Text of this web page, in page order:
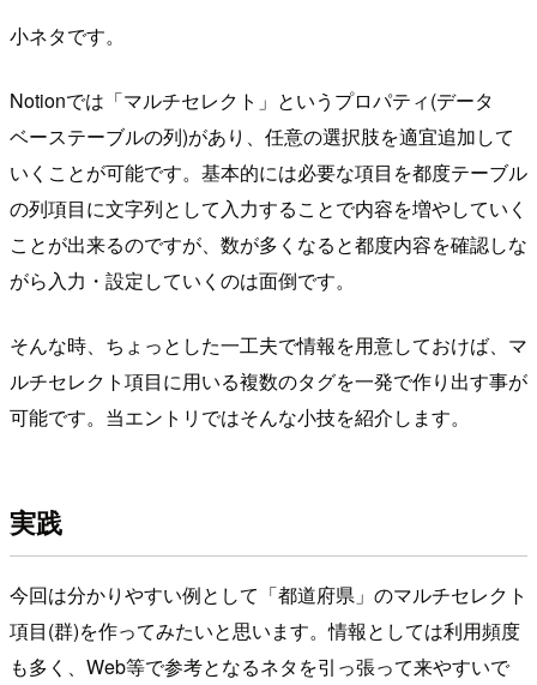
小ネタです。
Notionでは「マルチセレクト」というプロパティ(データ
ベーステーブルの列)があり、任意の選択肢を適宜追加して
いくことが可能です。基本的には必要な項目を都度テーブル
の列項目に文字列として入力することで内容を増やしていく
ことが出来るのですが、数が多くなると都度内容を確認しな
がら入力・設定していくのは面倒です。
そんな時、ちょっとした一工夫で情報を用意しておけば、マ
ルチセレクト項目に用いる複数のタグを一発で作り出す事が
可能です。当エントリではそんな小技を紹介します。
実践
今回は分かりやすい例として「都道府県」のマルチセレクト
項目(群)を作ってみたいと思います。情報としては利用頻度
も多く、Web等で参考となるネタを引っ張って来やすいで